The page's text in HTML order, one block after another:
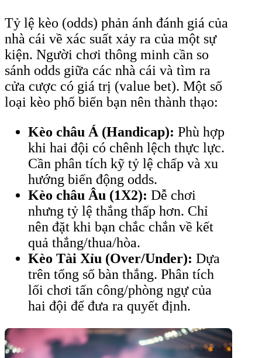
Tỷ lệ kèo (odds) phản ánh đánh giá của
nhà cái về xác suất xảy ra của một sự
kiện. Người chơi thông minh cần so
sánh odds giữa các nhà cái và tìm ra
cửa cược có giá trị (value bet). Một số
loại kèo phổ biến bạn nên thành thạo:
Kèo châu Á (Handicap): Phù hợp
khi hai đội có chênh lệch thực lực.
Cần phân tích kỹ tỷ lệ chấp và xu
hướng biến động odds.
Kèo châu Âu (1X2): Dễ chơi
nhưng tỷ lệ thắng thấp hơn. Chỉ
nên đặt khi bạn chắc chắn về kết
quả thắng/thua/hòa.
Kèo Tài Xỉu (Over/Under): Dựa
trên tổng số bàn thắng. Phân tích
lối chơi tấn công/phòng ngự của
hai đội để đưa ra quyết định.